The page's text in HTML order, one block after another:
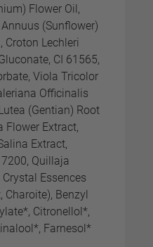
Flower Oil,
(Sunflower)
Croton Lechleri
CI 61565,
Viola Tricolor
Officinalis
(Gentian) Root
Flower Extract,
Extract,
Quillaja
Essences
Charoite), Benzyl
Citronellol*,
Farnesol*